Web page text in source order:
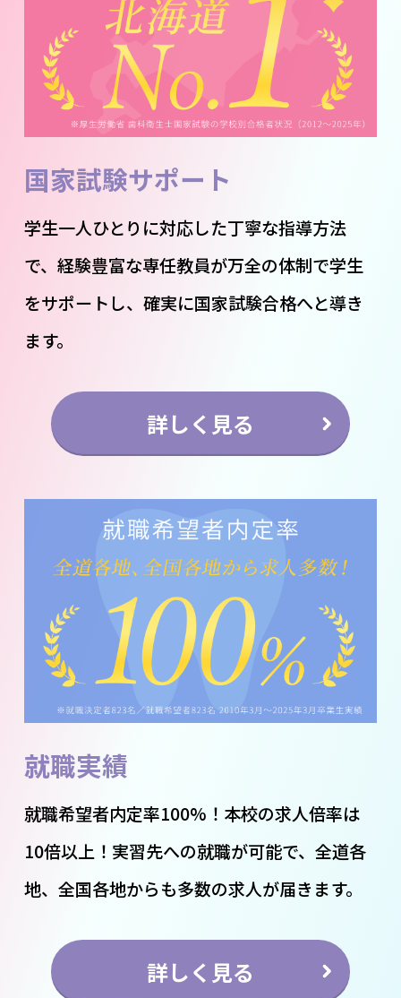
国家試験サポート
学生一人ひとりに対応した丁寧な指導方法
で、経験豊富な専任教員が万全の体制で学生
をサポートし、確実に国家試験合格へと導き
ます。
詳しく見る
就職実績
就職希望者内定率100%！本校の求人倍率は
10倍以上！実習先への就職が可能で、全道各
地、全国各地からも多数の求人が届きます。
詳しく見る